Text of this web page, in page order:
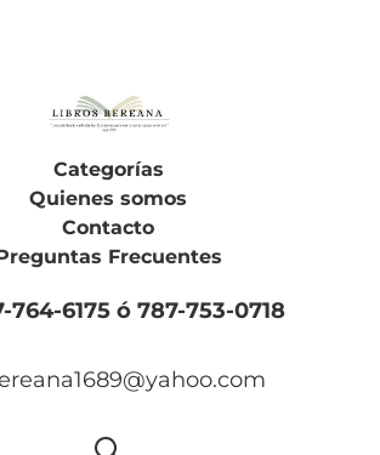
Categorías
Quienes somos
Contacto
Frecuentes
764-6175 ó 787-753-0718